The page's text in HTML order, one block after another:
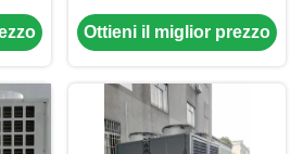
30
esterno a sorgente
d'aria 304 materiale in
Ottieni il miglior prezzo